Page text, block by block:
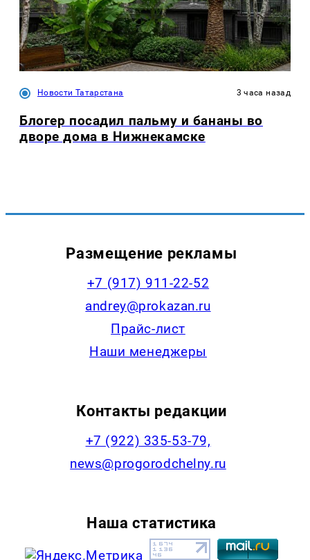
Новости Татарстана 3 часа назад
Блогер посадил пальму и бананы во
дворе дома в Нижнекамске
Размещение рекламы
+7 (917) 911-22-52
andrey@prokazan.ru
Прайс-лист
Наши менеджеры
Контакты редакции
+7 (922) 335-53-79,
news@progorodchelny.ru
Наша статистика